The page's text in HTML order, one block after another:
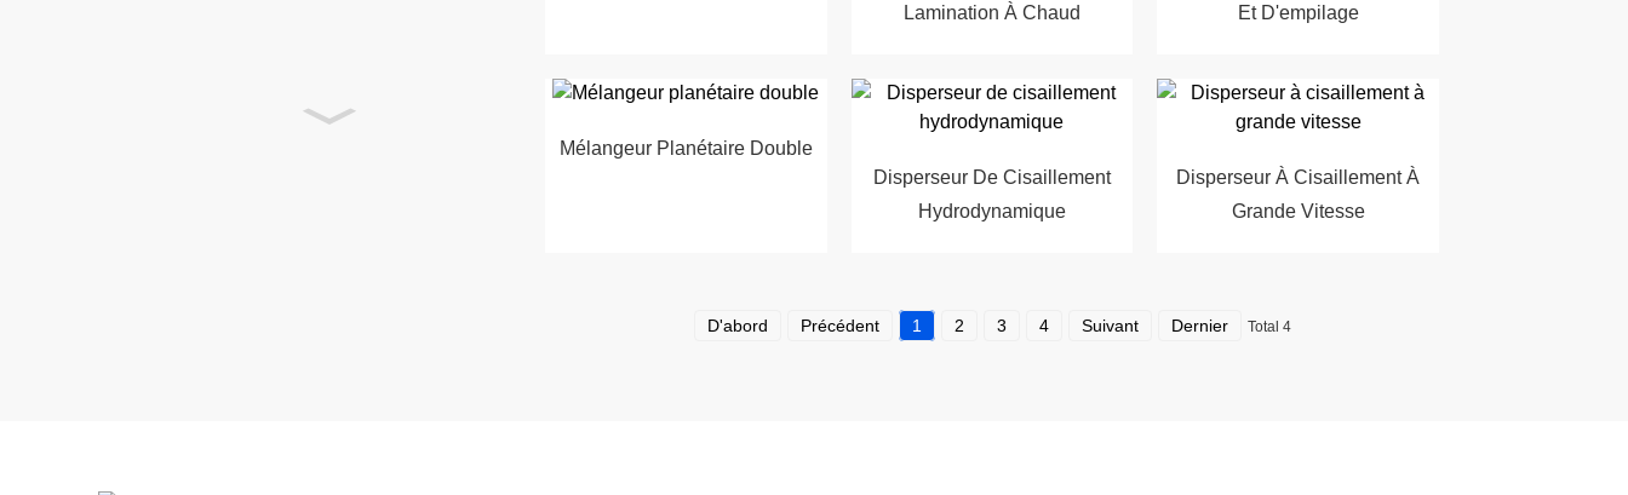
Lamination À Chaud
Et D'empilage
Mélangeur Planétaire Double
Disperseur De Cisaillement
Hydrodynamique
Disperseur À Cisaillement À
Grande Vitesse
D'abord Précédent 1 2 3 4 Suivant Dernier Total 4